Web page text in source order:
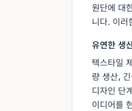
원단에 대
니다. 이러
유연한 생
텍스타일
량 생산,
디자인 단
이디어를